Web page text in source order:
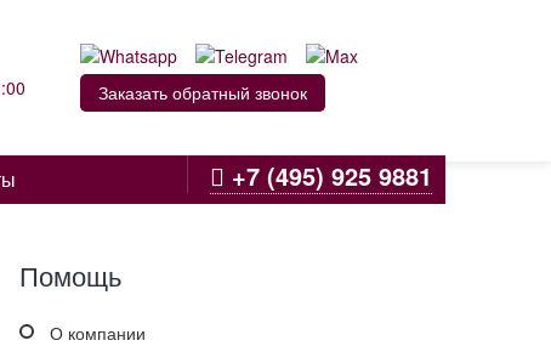
Заказать обратный звонок
+7 (495) 925 9881
Помощь
О компании